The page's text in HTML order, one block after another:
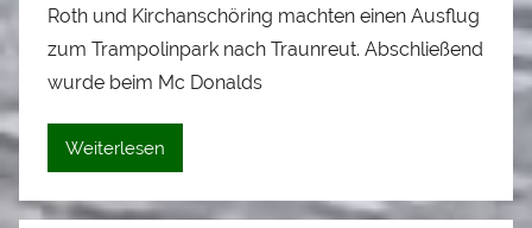
A
l
t
Roth und Kirchanschöring machten einen Ausflug
zum Trampolinpark nach Traunreut. Abschließend
wurde beim Mc Donalds
Weiterlesen